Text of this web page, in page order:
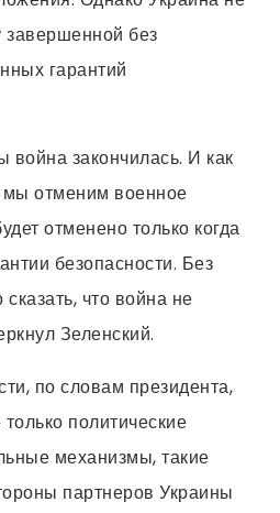
завершенной без
гарантий
война закончилась. И как
мы отменим военное
отменено только когда
безопасности. Без
что война не
Зеленский.
по словам президента,
политические
механизмы, такие
партнеров Украины